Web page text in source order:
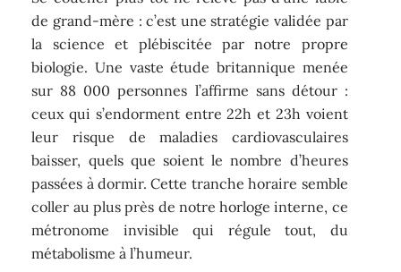
de grand-mère : c’est une stratégie validée par
la science et plébiscitée par notre propre
biologie. Une vaste étude britannique menée
sur 88 000 personnes l’affirme sans détour :
ceux qui s’endorment entre 22h et 23h voient
leur risque de maladies cardiovasculaires
baisser, quels que soient le nombre d’heures
passées à dormir. Cette tranche horaire semble
coller au plus près de notre horloge interne, ce
métronome invisible qui régule tout, du
métabolisme à l’humeur.